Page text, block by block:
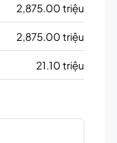
2,875.00 triệu
2,875.00 triệu
21.10 triệu